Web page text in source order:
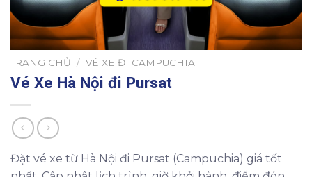
TRANG CHỦ / VÉ XE ĐI CAMPUCHIA
Vé Xe Hà Nội đi Pursat
Đặt vé xe từ Hà Nội đi Pursat (Campuchia) giá tốt